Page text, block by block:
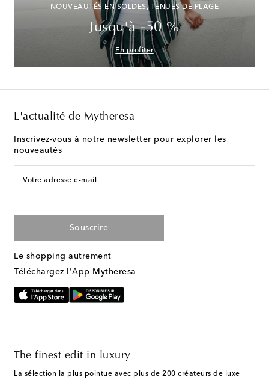
NOUVEAUTÉS EN SOLDES, TENUES DE PLAGE
Jusqu'à -50 %
En profiter
L'actualité de Mytheresa
Inscrivez-vous à notre newsletter pour explorer les
nouveautés
Votre adresse e-mail
Souscrire
Le shopping autrement
Téléchargez l'App Mytheresa
The finest edit in luxury
La sélection la plus pointue avec plus de 200 créateurs de luxe